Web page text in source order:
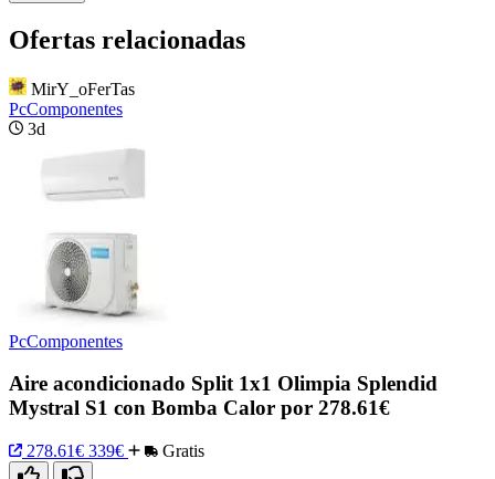
Ofertas relacionadas
MirY_oFerTas
PcComponentes
3d
PcComponentes
Aire acondicionado Split 1x1 Olimpia Splendid
Mystral S1 con Bomba Calor por 278.61€
278.61€ 339€ Gratis